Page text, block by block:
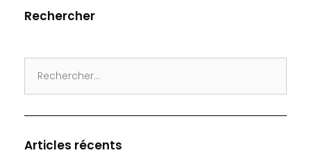
Rechercher
for:
Articles récents